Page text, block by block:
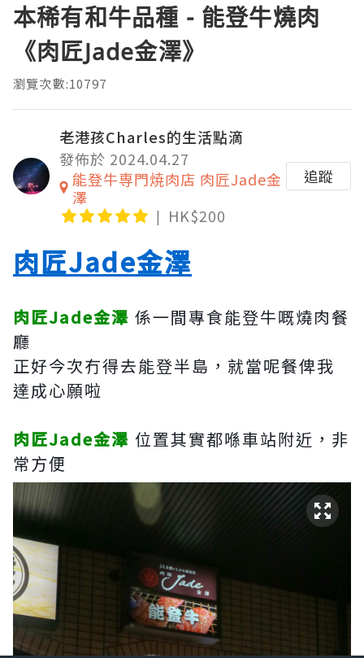
本稀有和牛品種 - 能登牛燒肉
《肉匠Jade金澤》
瀏覽次數:10797
老港孩Charles的生活點滴
發佈於 2024.04.27
能登牛専門焼肉店 肉匠Jade金
澤
HK$200
追蹤
肉匠Jade金澤
肉匠Jade金澤 係一間專食能登牛嘅燒肉餐
廳
正好今次冇得去能登半島，就當呢餐俾我
達成心願啦
肉匠Jade金澤 位置其實都喺車站附近，非
常方便